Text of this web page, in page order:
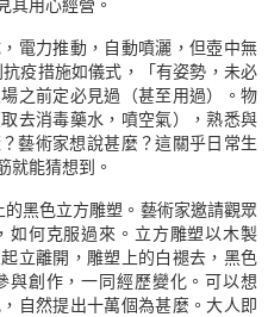
其用心經營。
電力推動，自動噴灑，但壺中無
疫措施如儀式，「有姿勢，未必
之前定必見過（甚至用過）。物
去消毒藥水，噴空氣），熟悉與
藝術家想說甚麼？這關乎日常生
就能猜想到。
黑色立方雕塑。藝術家邀請觀眾
如何克服過來。立方雕塑以木製
立離開，雕塑上的白褪去，黑色
與創作，一同經歷變化。可以想
自然提出十萬個為甚麼。大人即